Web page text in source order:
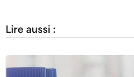
Lire aussi :